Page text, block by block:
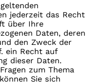
jederzeit das Recht
über Ihre
Daten, deren
den Zweck der
ein Recht auf
dieser Daten.
zum Thema
Sie sich